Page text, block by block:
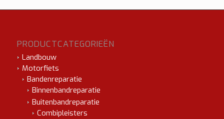
PRODUCTCATEGORIEËN
Landbouw
Motorfiets
Bandenreparatie
Binnenbandreparatie
Buitenbandreparatie
Combipleisters